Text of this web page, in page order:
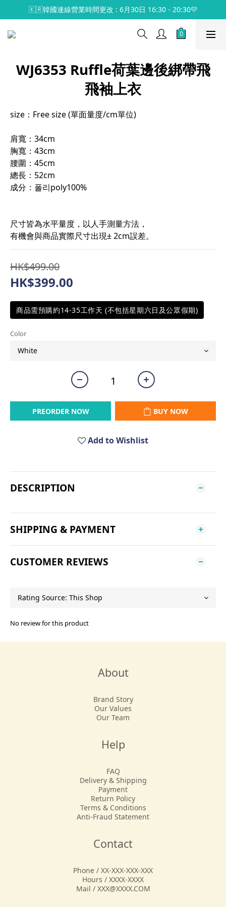
🇰🇷韓國連線營業時間更改 : 6月30日 16:30 - 20:30💛
WJ6353 Ruffle荷葉邊後綁帶飛
飛袖上衣
size：Free size (單面量度/cm單位)
肩寬：34cm
胸寬：43cm
腰圍：45cm
總長：52cm
成分：폴리poly100%
尺寸皆為水平量度，以人手測量方法，
有機會與商品實際尺寸出現± 2cm誤差。
HK$499.00
HK$399.00
商品需預購約14-35工作天 (不包括星期六日及公眾假期)
Color
PREORDER NOW BUY NOW
Add to Wishlist
DESCRIPTION
SHIPPING & PAYMENT
CUSTOMER REVIEWS
No review for this product
About
Brand Story
Our Values
Our Team
Help
FAQ
Delivery & Shipping
Payment
Return Policy
Terms & Conditions
Anti-Fraud Statement
Contact
Phone / XX-XXX-XXX-XXX
Hours / XXXX-XXXX
Mail / XXX@XXXX.COM